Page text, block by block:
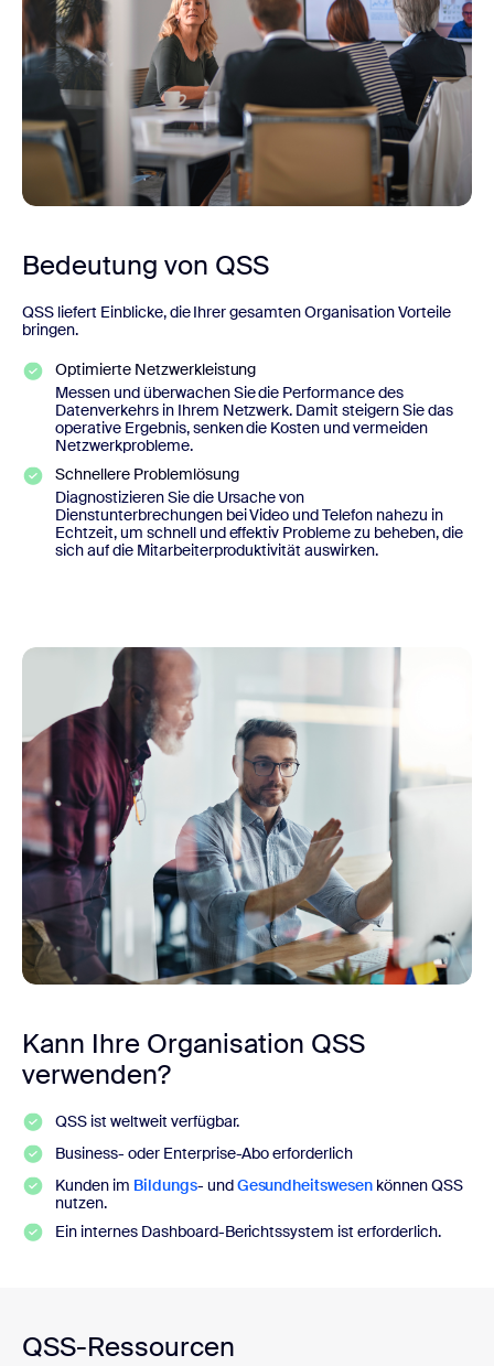
Bedeutung von QSS
QSS liefert Einblicke, die Ihrer gesamten Organisation Vorteile
bringen.
Optimierte Netzwerkleistung
Messen und überwachen Sie die Performance des
Datenverkehrs in Ihrem Netzwerk. Damit steigern Sie das
operative Ergebnis, senken die Kosten und vermeiden
Netzwerkprobleme.
Schnellere Problemlösung
Diagnostizieren Sie die Ursache von
Dienstunterbrechungen bei Video und Telefon nahezu in
Echtzeit, um schnell und effektiv Probleme zu beheben, die
sich auf die Mitarbeiterproduktivität auswirken.
Kann Ihre Organisation QSS
verwenden?
QSS ist weltweit verfügbar.
Business- oder Enterprise-Abo erforderlich
Kunden im Bildungs- undGesundheitswesen können QSS
nutzen.
Ein internes Dashboard-Berichtssystem ist erforderlich.
QSS-Ressourcen